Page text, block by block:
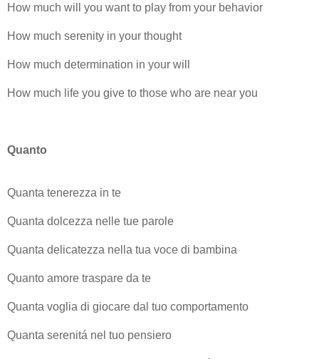
How much will you want to play from your behavior
How much serenity in your thought
How much determination in your will
How much life you give to those who are near you
Quanto
Quanta tenerezza in te
Quanta dolcezza nelle tue parole
Quanta delicatezza nella tua voce di bambina
Quanto amore traspare da te
Quanta voglia di giocare dal tuo comportamento
Quanta serenitá nel tuo pensiero